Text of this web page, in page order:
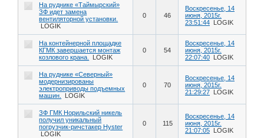
На руднике «Таймырский»
ЗФ идет замена
вентиляторной установки.
LOGIK
0 46
Воскресенье, 14
июня, 2015г.
23:51:44 LOGIK
На контейнерной площадке
КГМК завершается монтаж
козлового крана.
LOGIK
0 54
Воскресенье, 14
июня, 2015г.
22:07:40 LOGIK
На руднике «Северный»
модернизированы
электроприводы подъемных
машин.
LOGIK
0 70
Воскресенье, 14
июня, 2015г.
21:29:27 LOGIK
ЗФ ГМК Норильский никель
получил уникальный
погрузчик-ричстакер Hyster
LOGIK
0 115
Воскресенье, 14
июня, 2015г.
21:07:05 LOGIK